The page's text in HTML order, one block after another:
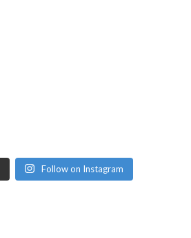
Follow on Instagram